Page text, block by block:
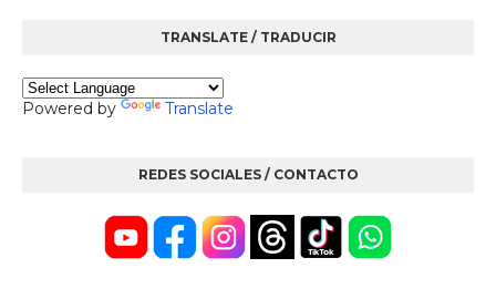
TRANSLATE / TRADUCIR
Powered by Translate
REDES SOCIALES / CONTACTO